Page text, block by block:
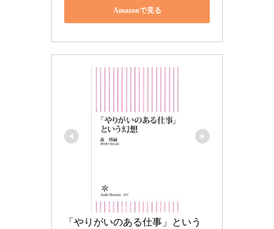
Amazonで見る
「やりがいのある仕事」という